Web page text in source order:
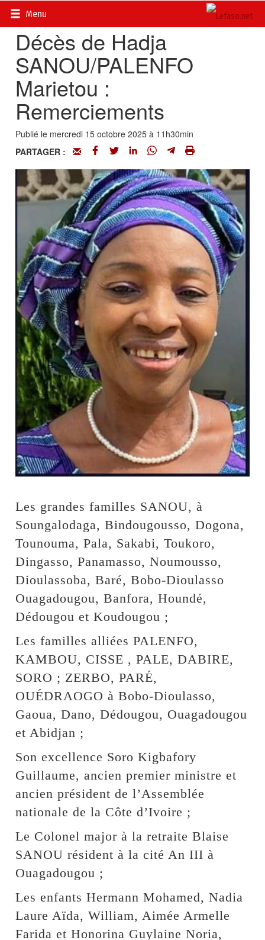
Menu
Accueil>
Décès de Hadja
SANOU/PALENFO
Marietou :
Remerciements
Publié le mercredi 15 octobre 2025 à 11h30min
PARTAGER :
Les grandes familles SANOU, à
Soungalodaga, Bindougousso, Dogona,
Tounouma, Pala, Sakabi, Toukoro,
Dingasso, Panamasso, Noumousso,
Dioulassoba, Baré, Bobo-Dioulasso
Ouagadougou, Banfora, Houndé,
Dédougou et Koudougou ;
Les familles alliées PALENFO,
KAMBOU, CISSE , PALE, DABIRE,
SORO ; ZERBO, PARÉ,
OUÉDRAOGO à Bobo-Dioulasso,
Gaoua, Dano, Dédougou, Ouagadougou
et Abidjan ;
Son excellence Soro Kigbafory
Guillaume, ancien premier ministre et
ancien président de l’Assemblée
nationale de la Côte d’Ivoire ;
Le Colonel major à la retraite Blaise
SANOU résident à la cité An III à
Ouagadougou ;
Les enfants Hermann Mohamed, Nadia
Laure Aïda, William, Aimée Armelle
Farida et Honorina Guylaine Noria,